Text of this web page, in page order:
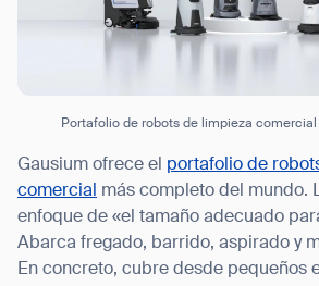
Portafolio de robots de limpieza
Gausium ofrece el portafolio de
comercial
más completo del mundo.
enfoque de «el tamaño adecuado
Abarca fregado, barrido, aspirado y
En concreto, cubre desde pequeños